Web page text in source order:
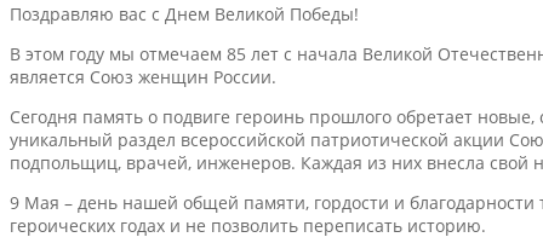
Поздравляю вас с Днем Великой Победы!
В этом году мы отмечаем 85 лет с начала Великой
является Союз женщин России.
Сегодня память о подвиге героинь прошлого обретает
уникальный раздел всероссийской патриотической акции
подпольщиц, врачей, инженеров. Каждая из них внесла свой
9 Мая – день нашей общей памяти, гордости и благодарности
героических годах и не позволить переписать историю.